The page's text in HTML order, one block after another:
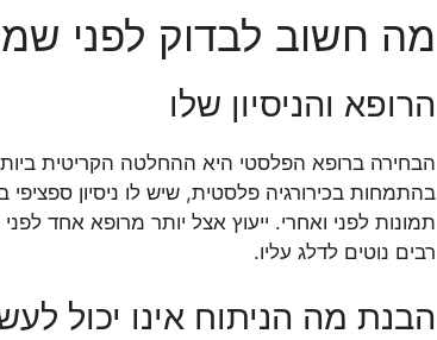
מה חשוב לבדוק לפני
הרופא והניסיון שלו
הבחירה ברופא הפלסטי היא ההחלטה הקריטית
בהתמחות בכירורגיה פלסטית, שיש לו ניסיון ספציפי
תמונות לפני ואחרי. ייעוץ אצל יותר מרופא אחד
רבים נוטים לדלג עליו.
הבנת מה הניתוח אינו יכול